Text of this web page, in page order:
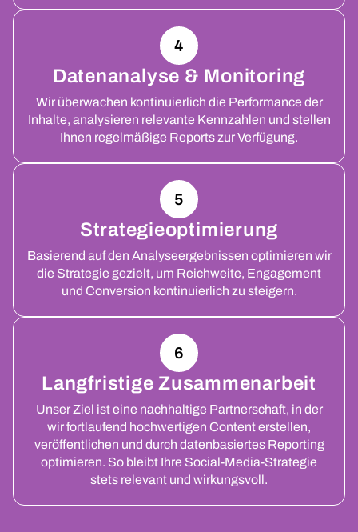
Datenanalyse & Monitoring
Wir überwachen kontinuierlich die Performance der
Inhalte, analysieren relevante Kennzahlen und stellen
Ihnen regelmäßige Reports zur Verfügung.
4
5
Strategieoptimierung
Basierend auf den Analyseergebnissen optimieren wir
die Strategie gezielt, um Reichweite, Engagement
und Conversion kontinuierlich zu steigern.
Langfristige Zusammenarbeit
Unser Ziel ist eine nachhaltige Partnerschaft, in der
wir fortlaufend hochwertigen Content erstellen,
veröffentlichen und durch datenbasiertes Reporting
optimieren. So bleibt Ihre Social-Media-Strategie
stets relevant und wirkungsvoll.
6